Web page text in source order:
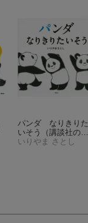
パンダ なりきりた
いそう
（講談社の幼
児えほん）
いりやま さとし